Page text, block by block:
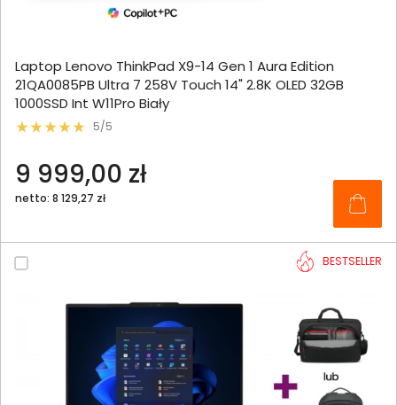
Laptop Lenovo ThinkPad X9-14 Gen 1 Aura Edition
21QA0085PB Ultra 7 258V Touch 14" 2.8K OLED 32GB
1000SSD Int W11Pro Biały
5/5
9 999,00 zł
netto: 8 129,27 zł
BESTSELLER